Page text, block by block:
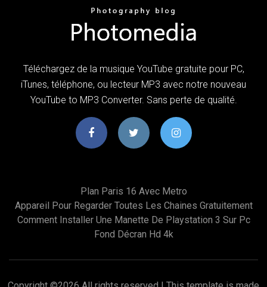
Téléchargez de la musique YouTube gratuite pour PC,
iTunes, téléphone, ou lecteur MP3 avec notre nouveau
YouTube to MP3 Converter. Sans perte de qualité.
Plan Paris 16 Avec Metro
Appareil Pour Regarder Toutes Les Chaines Gratuitement
Comment Installer Une Manette De Playstation 3 Sur Pc
Fond Décran Hd 4k